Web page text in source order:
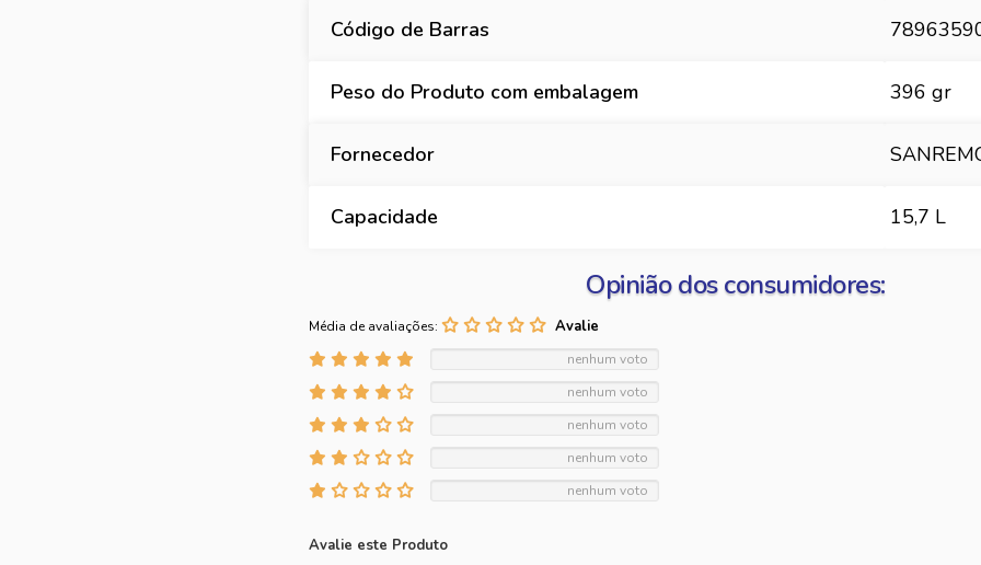
Código de Barras
Peso do Produto com embalagem 396 gr
Fornecedor
Capacidade 15,7 L
Opinião dos consumidores:
Média de avaliações:
nenhum voto
nenhum voto
nenhum voto
nenhum voto
nenhum voto
Avalie este Produto